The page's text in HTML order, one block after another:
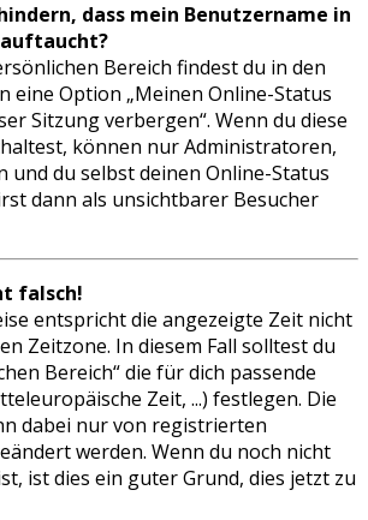
dass mein Benutzername in
Bereich findest du in den
eine Option „Meinen Online-Status
Sitzung verbergen“. Wenn du diese
können nur Administratoren,
und du selbst deinen Online-Status
dann als unsichtbarer Besucher
falsch!
entspricht die angezeigte Zeit nicht
Zeitzone. In diesem Fall solltest du
Bereich“ die für dich passende
Zeit, ...) festlegen. Die
dabei nur von registrierten
werden. Wenn du noch nicht
ist dies ein guter Grund, dies jetzt zu